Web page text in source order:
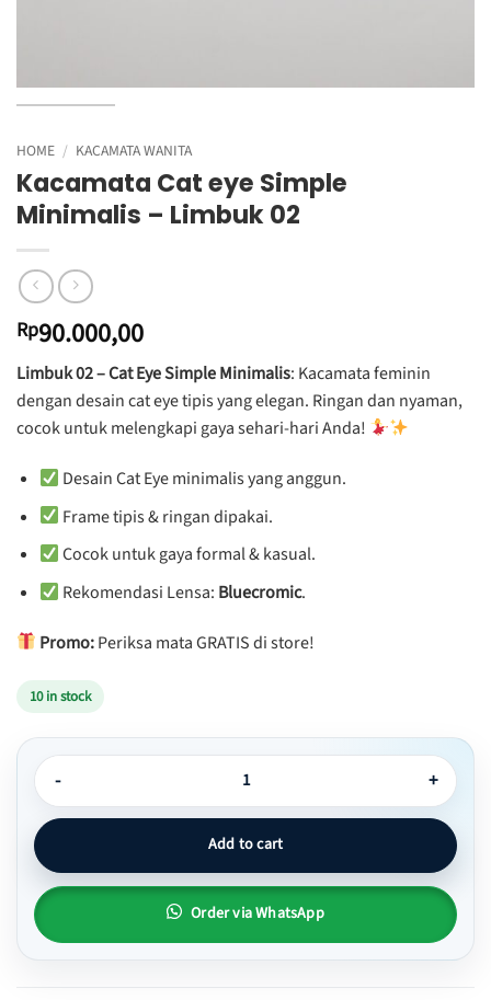
HOME / KACAMATA WANITA
Kacamata Cat eye Simple
Minimalis – Limbuk 02
Rp90.000,00
Limbuk 02 – Cat Eye Simple Minimalis: Kacamata feminin
dengan desain cat eye tipis yang elegan. Ringan dan nyaman,
cocok untuk melengkapi gaya sehari-hari Anda!
Desain Cat Eye minimalis yang anggun.
Frame tipis & ringan dipakai.
Cocok untuk gaya formal & kasual.
Rekomendasi Lensa: Bluecromic.
Promo:Periksa mata GRATIS di store!
10 in stock
Kacamata Cat eye Simple Minimalis - Limbuk 02 quantity
Add to cart
Order via WhatsApp